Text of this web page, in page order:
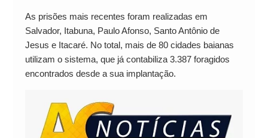
As prisões mais recentes foram realizadas em
Salvador, Itabuna, Paulo Afonso, Santo Antônio de
Jesus e Itacaré. No total, mais de 80 cidades baianas
utilizam o sistema, que já contabiliza 3.387 foragidos
encontrados desde a sua implantação.